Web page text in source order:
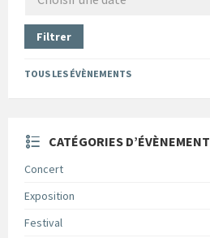
Filtrer
TOUS LES ÉVÈNEMENTS
CATÉGORIES D’ÉVÈNEMENT
Concert
Exposition
Festival